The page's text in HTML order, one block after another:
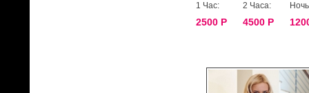
1 Час:
2500 Р
2 Часа:
4500 Р